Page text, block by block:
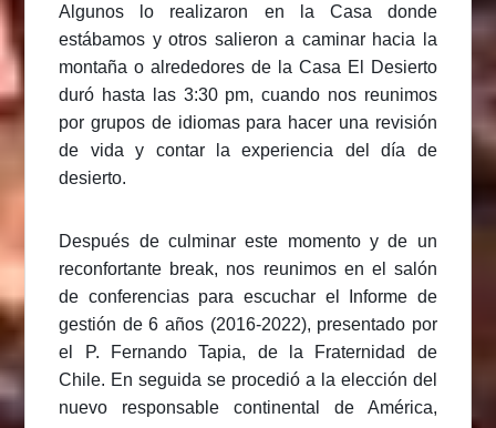
Algunos lo realizaron en la Casa donde
estábamos y otros salieron a caminar hacia la
montaña o alrededores de la Casa El Desierto
duró hasta las 3:30 pm, cuando nos reunimos
por grupos de idiomas para hacer una revisión
de vida y contar la experiencia del día de
desierto.
Después de culminar este momento y de un
reconfortante break, nos reunimos en el salón
de conferencias para escuchar el Informe de
gestión de 6 años (2016-2022), presentado por
el P. Fernando Tapia, de la Fraternidad de
Chile. En seguida se procedió a la elección del
nuevo responsable continental de América,